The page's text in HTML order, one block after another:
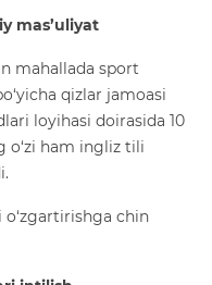
mas’uliyat
mahallada sport
qizlar jamoasi
loyihasi doirasida 10
o‘zi ham ingliz tili
chin